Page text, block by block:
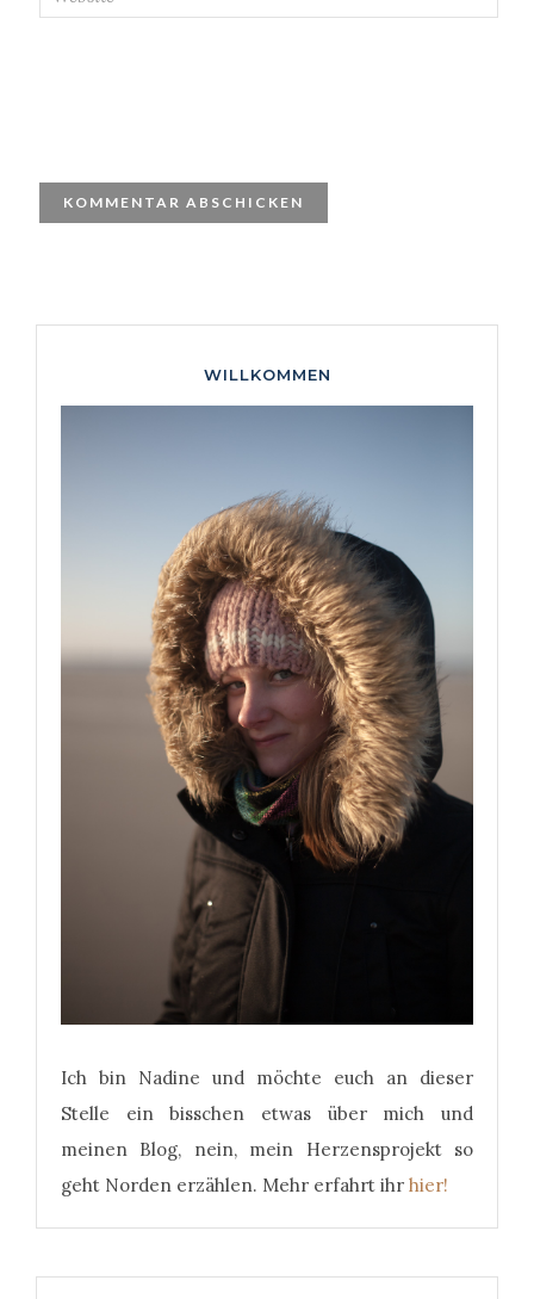
WILLKOMMEN
Ich bin Nadine und möchte euch an dieser
Stelle ein bisschen etwas über mich und
meinen Blog, nein, mein Herzensprojekt so
geht Norden erzählen. Mehr erfahrt ihr hier!